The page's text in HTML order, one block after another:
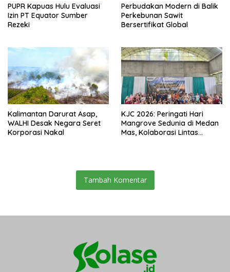
PUPR Kapuas Hulu Evaluasi
Izin PT Equator Sumber
Rezeki
Perbudakan Modern di Balik
Perkebunan Sawit
Bersertifikat Global
Kalimantan Darurat Asap,
WALHI Desak Negara Seret
Korporasi Nakal
KJC 2026: Peringati Hari
Mangrove Sedunia di Medan
Mas, Kolaborasi Lintas
Tambah Komentar